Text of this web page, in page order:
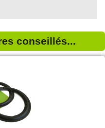
conseillés...